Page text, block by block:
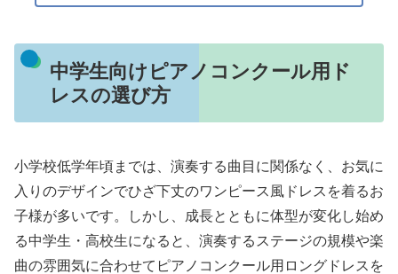
中学生向けピアノコンクール用ド
レスの選び方
小学校低学年頃までは、演奏する曲目に関係なく、お気に
入りのデザインでひざ下丈のワンピース風ドレスを着るお
子様が多いです。しかし、成長とともに体型が変化し始め
る中学生・高校生になると、演奏するステージの規模や楽
曲の雰囲気に合わせてピアノコンクール用ロングドレスを